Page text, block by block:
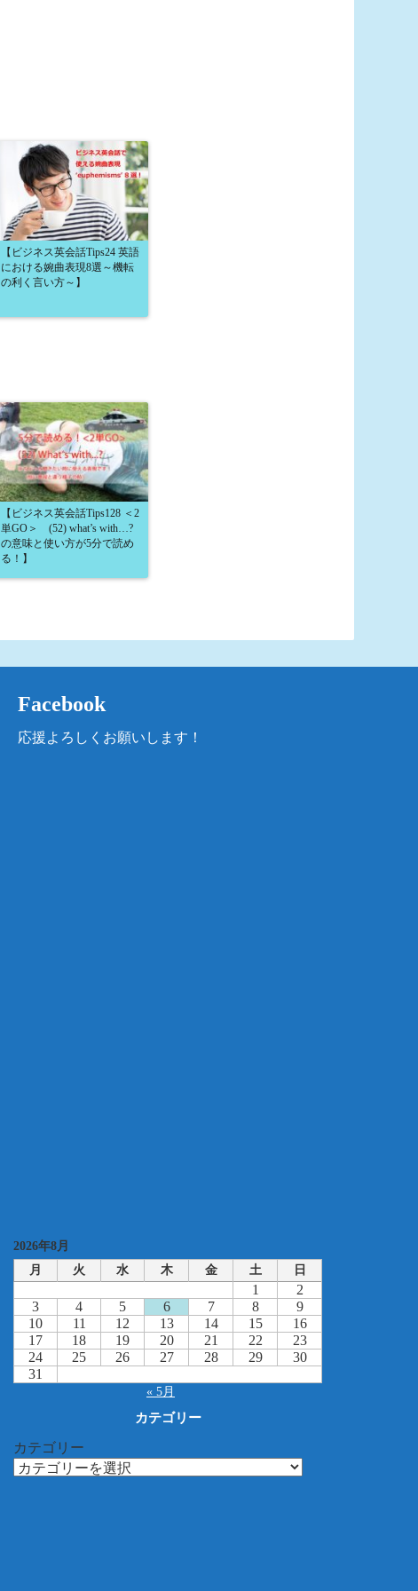
【ビジネス英会話Tips24 英語
における婉曲表現8選～機転
の利く言い方～】
【ビジネス英会話Tips128 ＜2
単GO＞ (52) what’s with…?
の意味と使い方が5分で読め
る！】
Facebook
応援よろしくお願いします！
2026年8月
月
火 水 木 金 土 日
1
2
3
4 5 6 7 8
9
10
11 12 13 14 15
16
17
18 19 20 21 22
23
24
25 26 27 28 29
30
31
« 5月
カテゴリー
カテゴリー